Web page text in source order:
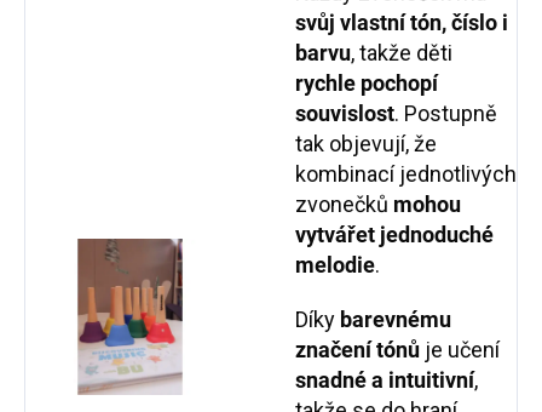
svůj vlastní tón, číslo i
barvu, takže děti
rychle pochopí
souvislost. Postupně
tak objevují, že
kombinací jednotlivých
zvonečků mohou
vytvářet jednoduché
melodie.
Díky barevnému
značení tónů je učení
snadné a intuitivní,